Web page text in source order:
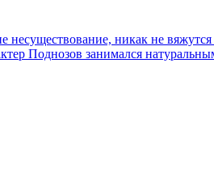
несуществование, никак не
Поднозов занимался